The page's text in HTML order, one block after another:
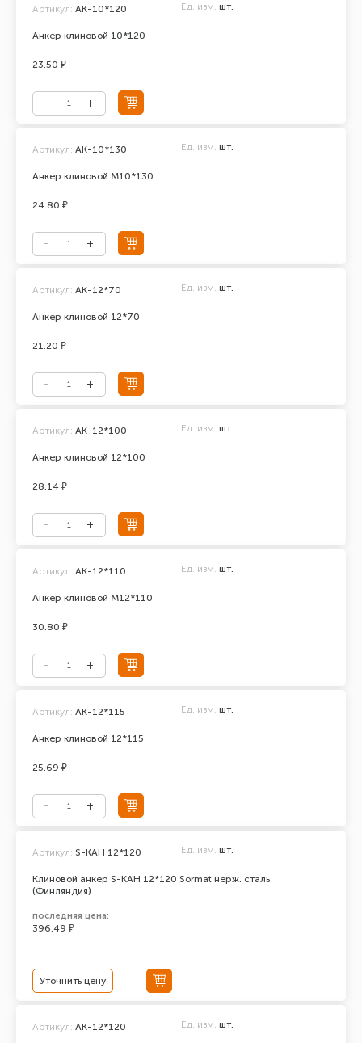
Анкер клиновой 10*120
Артикул: АК-10*120 Ед. изм. шт.
23.50 ₽
Анкер клиновой М10*130
Артикул: АК-10*130 Ед. изм. шт.
24.80 ₽
Анкер клиновой 12*70
Артикул: АК-12*70 Ед. изм. шт.
21.20 ₽
Анкер клиновой 12*100
Артикул: АК-12*100 Ед. изм. шт.
28.14 ₽
Анкер клиновой М12*110
Артикул: AK-12*110 Ед. изм. шт.
30.80 ₽
Анкер клиновой 12*115
Артикул: АК-12*115 Ед. изм. шт.
25.69 ₽
Клиновой анкер S-KAH 12*120 Sormat нерж. сталь
(Финляндия)
Артикул: S-KAH 12*120 Ед. изм. шт.
последняя цена:
396.49 ₽
Уточнить цену
Артикул: АК-12*120 Ед. изм. шт.